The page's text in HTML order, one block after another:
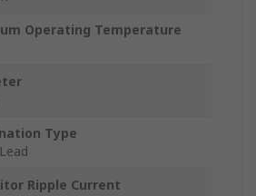
Operating Temperature
Type
Ripple Current